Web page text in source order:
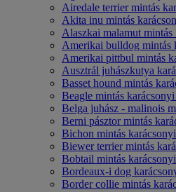
Airedale terrier mintás
Akita inu mintás
Alaszkai malamut
Amerikai bulldog mintás
Amerikai pittbul mintás
Ausztrál juhászkutya
Basset hound mintás
Beagle mintás
Belga juhász - malinois
Berni pásztor mintás
Bichon mintás
Biewer terrier mintás
Bobtail mintás
Bordeaux-i dog
Border collie mintás